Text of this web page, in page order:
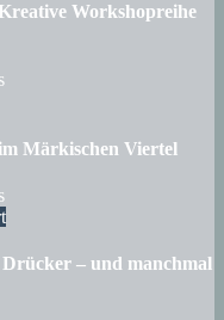
Workshopreihe
Märkischen Viertel
– und manchmal